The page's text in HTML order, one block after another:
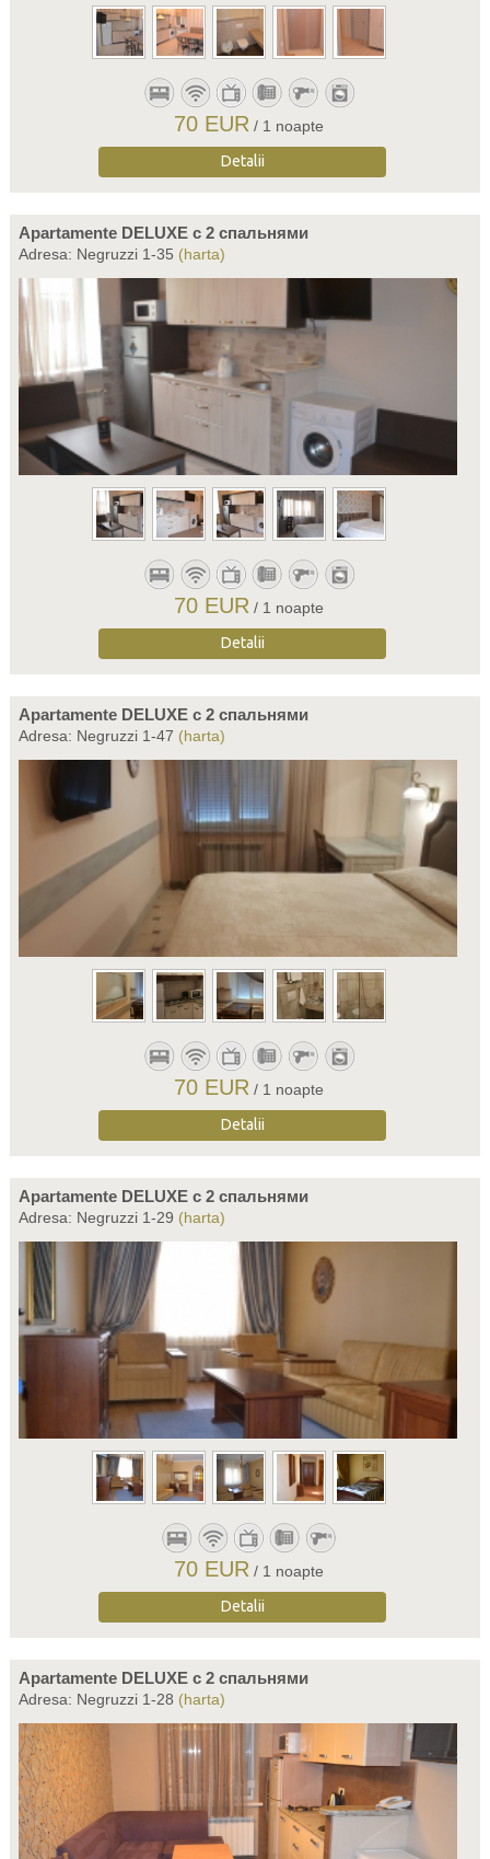
70 EUR / 1 noapte
Detalii
Apartamente DELUXE c 2 спальнями
Adresa: Negruzzi 1-35 (harta)
70 EUR / 1 noapte
Detalii
Apartamente DELUXE c 2 спальнями
Adresa: Negruzzi 1-47 (harta)
70 EUR / 1 noapte
Detalii
Apartamente DELUXE c 2 спальнями
Adresa: Negruzzi 1-29 (harta)
70 EUR / 1 noapte
Detalii
Apartamente DELUXE c 2 спальнями
Adresa: Negruzzi 1-28 (harta)